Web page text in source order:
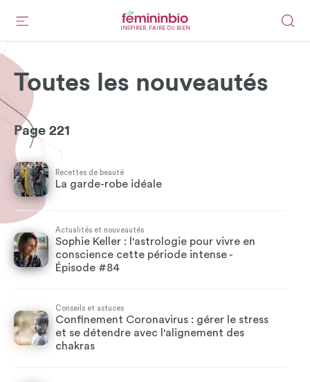
INSPIRER, FAIRE DU BIEN
Toutes les nouveautés
Page 221
Recettes de beauté
La garde-robe idéale
Actualités et nouveautés
Sophie Keller : l'astrologie pour vivre en
conscience cette période intense -
Épisode #84
Conseils et astuces
Confinement Coronavirus : gérer le stress
et se détendre avec l'alignement des
chakras